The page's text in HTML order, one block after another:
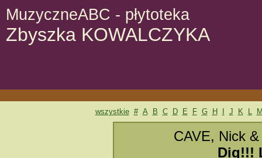
MuzyczneABC - płytoteka
Zbyszka KOWALCZYKA
wszystkie # A B C D E F G H J K L
CAVE, Nick
Dig!!!